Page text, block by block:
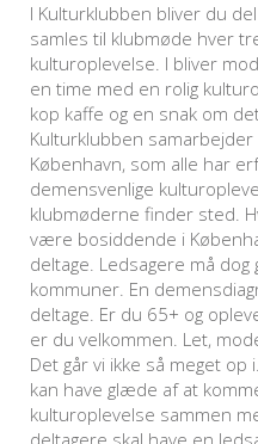
I Kulturklubben bliver du
samles til klubmøde hver
kulturoplevelse. I bliver
en time med en rolig
kop kaffe og en snak om
Kulturklubben
København, som alle har
demensvenlige
klubmøderne finder sted.
være bosiddende i
deltage. Ledsagere må
kommuner. En
deltage. Er du 65+ og
er du velkommen. Let,
Det går vi ikke så meget
kan have glæde af at
kulturoplevelse sammen